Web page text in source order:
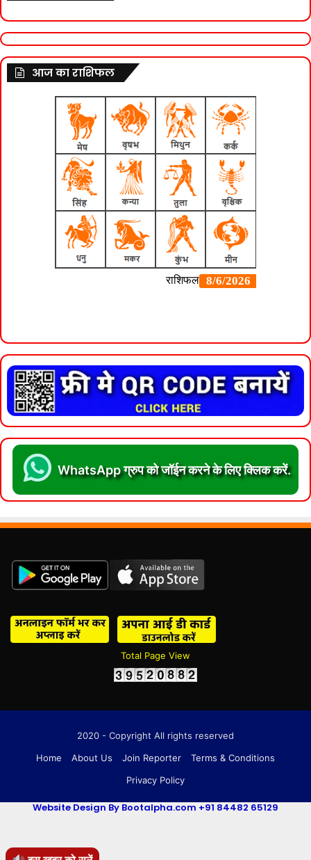
आज का राशिफल
WhatsApp ग्रुप को जॉईन करने के लिए क्लिक करें.
Total Page View
2020 - Copyright All rights reserved
Home
About Us Join Reporter
Terms & Conditions
Privacy Policy
Website Design By Bootalpha.com +91 84482 65129